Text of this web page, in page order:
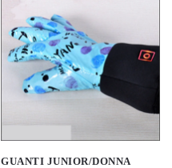
GUANTI JUNIOR/DONNA